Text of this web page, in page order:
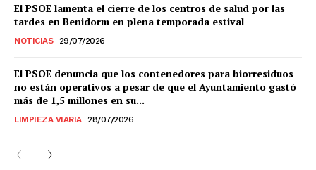
El PSOE lamenta el cierre de los centros de salud por las
tardes en Benidorm en plena temporada estival
NOTICIAS 29/07/2026
El PSOE denuncia que los contenedores para biorresiduos
no están operativos a pesar de que el Ayuntamiento gastó
más de 1,5 millones en su...
LIMPIEZA VIARIA 28/07/2026